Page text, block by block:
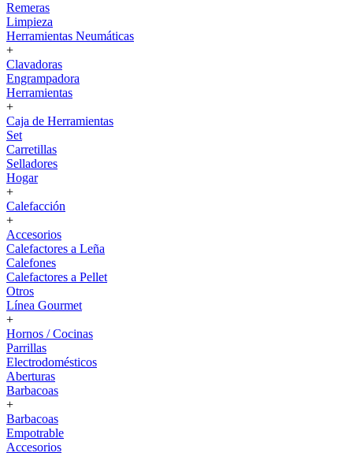
Remeras
Limpieza
Herramientas Neumáticas
+
Clavadoras
Engrampadora
Herramientas
+
Caja de Herramientas
Set
Carretillas
Selladores
Hogar
+
Calefacción
+
Accesorios
Calefactores a Leña
Calefones
Calefactores a Pellet
Otros
Línea Gourmet
+
Hornos / Cocinas
Parrillas
Electrodomésticos
Aberturas
Barbacoas
+
Barbacoas
Empotrable
Accesorios